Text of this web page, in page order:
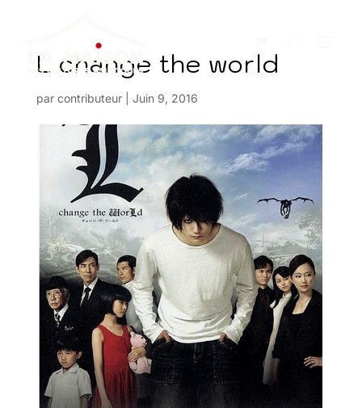
L change the world
par contributeur| Juin 9, 2016